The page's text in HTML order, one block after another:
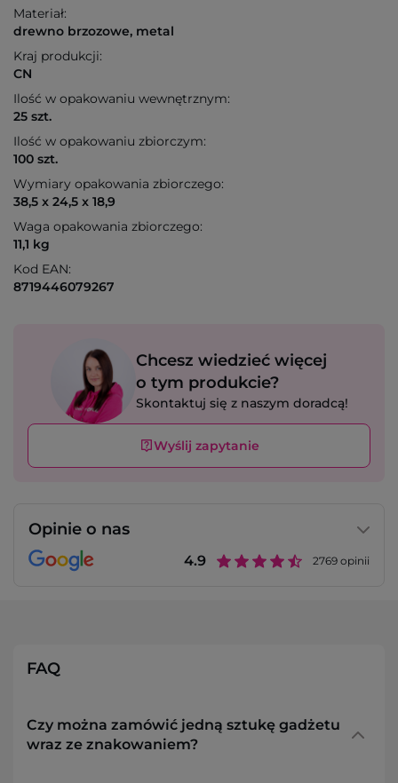
Materiał:
drewno brzozowe, metal
Kraj produkcji:
CN
Ilość w opakowaniu wewnętrznym:
25 szt.
Ilość w opakowaniu zbiorczym:
100 szt.
Wymiary opakowania zbiorczego:
38,5 x 24,5 x 18,9
Waga opakowania zbiorczego:
11,1 kg
Kod EAN:
8719446079267
Chcesz wiedzieć więcej
o tym produkcie?
Skontaktuj się z naszym doradcą!
Wyślij zapytanie
Opinie o nas
4.9 2769 opinii
FAQ
Czy można zamówić jedną sztukę gadżetu
wraz ze znakowaniem?